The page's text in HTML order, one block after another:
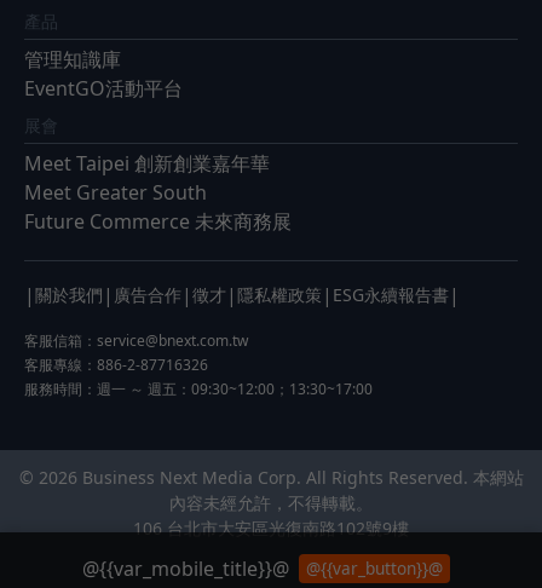
產品
管理知識庫
EventGO活動平台
展會
Meet Taipei 創新創業嘉年華
Meet Greater South
Future Commerce 未來商務展
| 關於我們 | 廣告合作 | 徵才 | 隱私權政策 | ESG永續報告書 |
客服信箱： service@bnext.com.tw
客服專線：886-2-87716326
服務時間：週一 ～ 週五：09:30~12:00；13:30~17:00
© 2026 Business Next Media Corp. All Rights Reserved. 本網站
內容未經允許，不得轉載。
106 台北市大安區光復南路102號9樓
@{{var_mobile_title}}@ @{{var_button}}@